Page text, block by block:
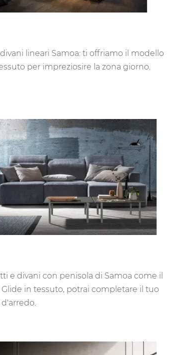
lineari Samoa: ti offriamo il modello
per impreziosire la zona giorno.
e divani con penisola di Samoa come il
in tessuto, potrai completare il tuo